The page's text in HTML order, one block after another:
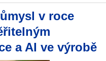
v roce
a AI ve výrobě